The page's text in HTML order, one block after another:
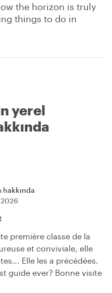
the horizon is truly
things to do in
yerel
hakkında
2026
première classe de la
et conviviale, elle
Elle les a précédées.
guide ever? Bonne visite